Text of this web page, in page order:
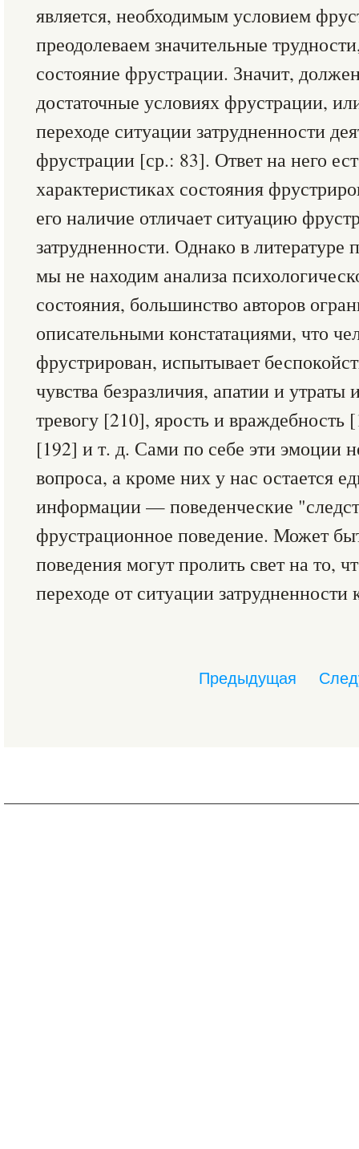
является, необходимым условием
преодолеваем значительные
состояние фрустрации. Значит,
достаточные условиях фрустрации,
переходе ситуации затрудненности
фрустрации [ср.: 83]. Ответ на него
характеристиках состояния
его наличие отличает ситуацию
затрудненности. Однако в
мы не находим анализа
состояния, большинство авторов
описательными констатациями, что
фрустрирован, испытывает
чувства безразличия, апатии и
тревогу [210], ярость и враждебность
[192] и т. д. Сами по себе эти эмоции
вопроса, а кроме них у нас остается
информации — поведенческие
фрустрационное поведение. Может
поведения могут пролить свет на то,
переходе от ситуации
Предыдущая